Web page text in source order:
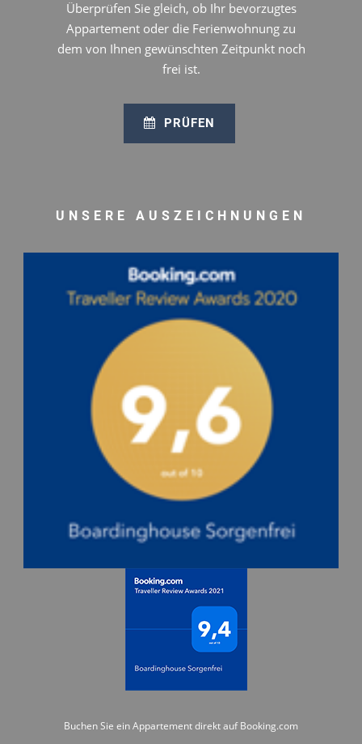
Überprüfen Sie gleich, ob Ihr bevorzugtes
Appartement oder die Ferienwohnung zu
dem von Ihnen gewünschten Zeitpunkt noch
frei ist.
PRÜFEN
UNSERE AUSZEICHNUNGEN
Buchen Sie ein Appartement direkt auf Booking.com